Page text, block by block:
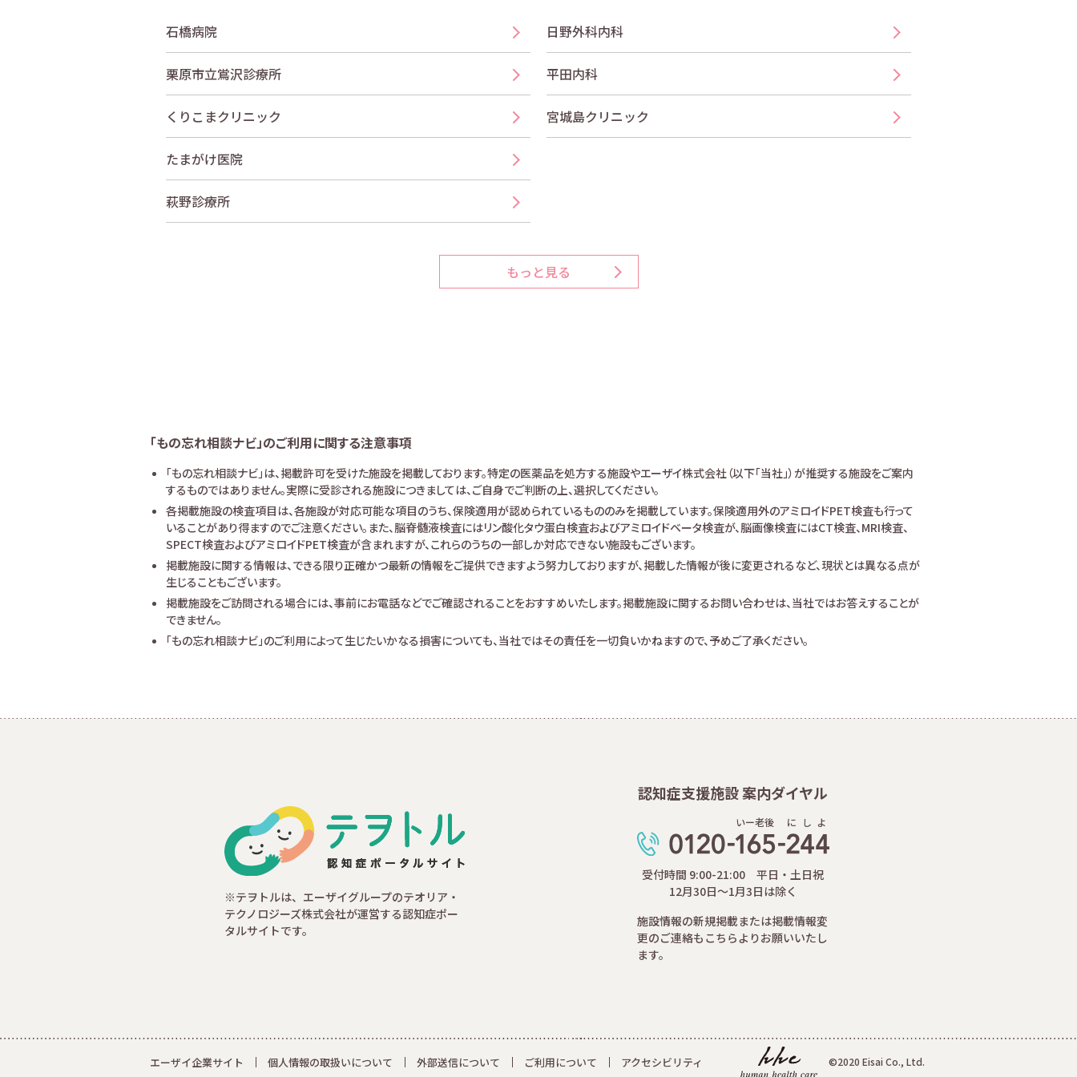
石橋病院
栗原市立鴬沢診療所
くりこまクリニック
たまがけ医院
萩野診療所
日野外科内科
平田内科
宮城島クリニック
もっと見る
「もの忘れ相談ナビ」のご利用に関する注意事項
「もの忘れ相談ナビ」は、掲載許可を受けた施設を掲載しております。特定の医薬品を処方する施設やエーザイ株式会社（以下「当社」）が推奨する施設をご案内
するものではありません。実際に受診される施設につきましては、ご自身でご判断の上、選択してください。
各掲載施設の検査項目は、各施設が対応可能な項目のうち、保険適用が認められているもののみを掲載しています。保険適用外のアミロイドPET検査も行って
いることがあり得ますのでご注意ください。また、脳脊髄液検査にはリン酸化タウ蛋白検査およびアミロイドベータ検査が、脳画像検査にはCT検査、MRI検査、
SPECT検査およびアミロイドPET検査が含まれますが、これらのうちの一部しか対応できない施設もございます。
掲載施設に関する情報は、できる限り正確かつ最新の情報をご提供できますよう努力しておりますが、掲載した情報が後に変更されるなど、現状とは異なる点が
生じることもございます。
掲載施設をご訪問される場合には、事前にお電話などでご確認されることをおすすめいたします。掲載施設に関するお問い合わせは、当社ではお答えすることが
できません。
「もの忘れ相談ナビ」のご利用によって生じたいかなる損害についても、当社ではその責任を一切負いかねますので、予めご了承ください。
認知症支援施設 案内ダイヤル
いー老後 に し よ
受付時間 9:00-21:00 平日・土日祝
12月30日～1月3日は除く
施設情報の新規掲載または掲載情報変
更のご連絡もこちらよりお願いいたし
ます。
※テヲトルは、エーザイグループのテオリア・
テクノロジーズ株式会社が運営する認知症ポー
タルサイトです。
エーザイ企業サイト 個人情報の取扱いについて 外部送信について ご利用について アクセシビリティ ©2020 Eisai Co., Ltd.